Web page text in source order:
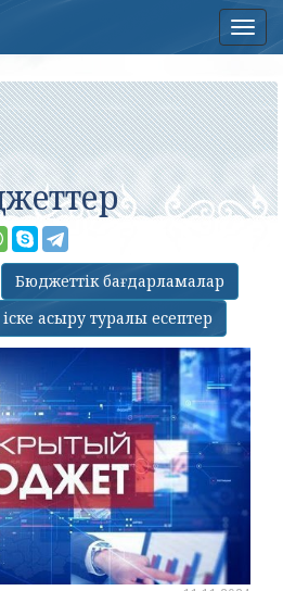
Бюджеттік бағдарламалар
асыру туралы есептер